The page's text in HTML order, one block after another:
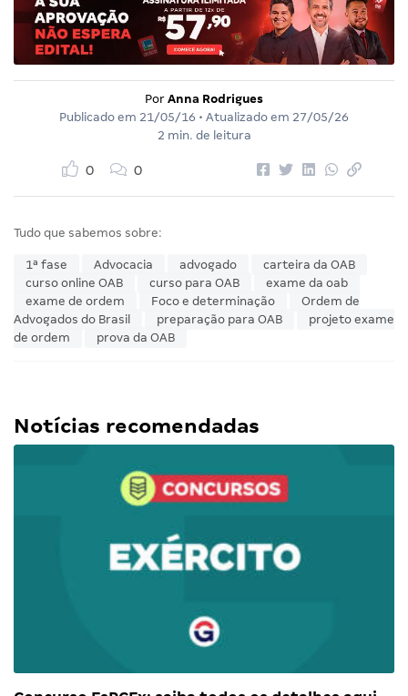
Por Anna Rodrigues
Publicado em 21/05/16 • Atualizado em 27/05/26
2 min. de leitura
0 0
Tudo que sabemos sobre:
1ª fase Advocacia advogado
carteira da OAB
curso online OAB
curso para OAB
exame da oab
exame de ordem
Foco e determinação
Ordem de
Advogados do Brasil
preparação para OAB
projeto exame
de ordem
prova da OAB
Notícias recomendadas